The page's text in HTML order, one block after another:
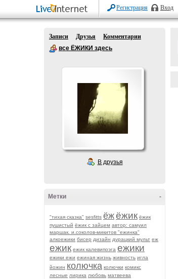
Регистрация Вход
Записи Друзья
Комментарии
все ЁЖИКИ здесь
В друзья
-
Метки
"тихая сказка" sesfitts ёжёжик ёжик
пушистый ёжик с зайцем автор: самуил
маршак. и.соколов-микитов "ежинка"
алкоежики бисер дизайн дурацкий мульт еж
ежик ежик калевипоэга ежики
ежики ежи ежиная жизнь живность игла
йожин колючка колючки комикс
лесные лирика любовь матвеева